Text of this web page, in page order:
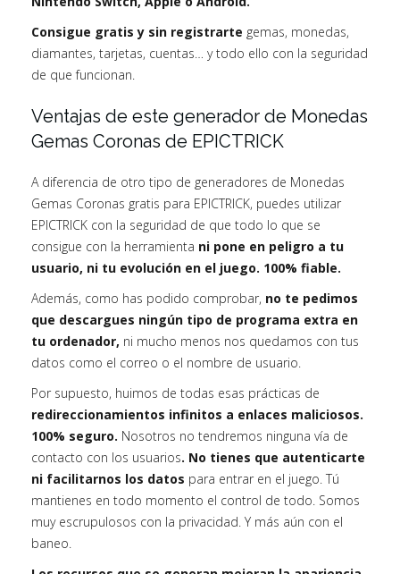
Consigue gratis y sin registrarte gemas, monedas,
diamantes, tarjetas, cuentas… y todo ello con la seguridad
de que funcionan.
Ventajas de este generador de Monedas
Gemas Coronas de EPICTRICK
A diferencia de otro tipo de generadores de Monedas
Gemas Coronas gratis para EPICTRICK, puedes utilizar
EPICTRICK con la seguridad de que todo lo que se
consigue con la herramienta ni pone en peligro a tu
usuario, ni tu evolución en el juego. 100% fiable.
Además, como has podido comprobar, no te pedimos
que descargues ningún tipo de programa extra en
tu ordenador, ni mucho menos nos quedamos con tus
datos como el correo o el nombre de usuario.
Por supuesto, huimos de todas esas prácticas de
redireccionamientos infinitos a enlaces maliciosos.
100% seguro. Nosotros no tendremos ninguna vía de
contacto con los usuarios. No tienes que autenticarte
ni facilitarnos los datos para entrar en el juego. Tú
mantienes en todo momento el control de todo. Somos
muy escrupulosos con la privacidad. Y más aún con el
baneo.